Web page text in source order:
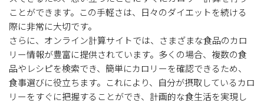
ことができます。この手軽さは、日々のダイエットを続ける
際に非常に大切です。
さらに、オンライン計算サイトでは、さまざまな食品のカロ
リー情報が豊富に提供されています。多くの場合、複数の食
品やレシピを検索でき、簡単にカロリーを確認できるため、
食事選びに役立ちます。これにより、自分が摂取しているカロ
リーをすぐに把握することができ、計画的な食生活を実現し